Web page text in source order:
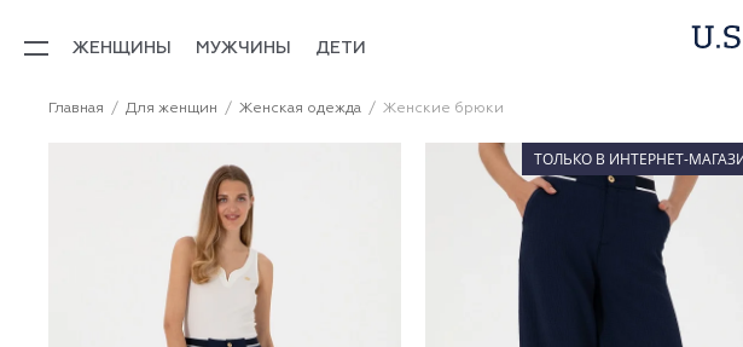
ЖЕНЩИНЫ МУЖЧИНЫ ДЕТИ
Главная Для женщин Женская одежда Женские брюки
ТОЛЬКО В ИНТЕРНЕТ-